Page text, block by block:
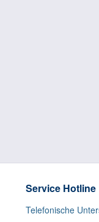
Service Hotline
Telefonische